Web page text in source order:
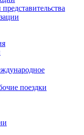
поездки